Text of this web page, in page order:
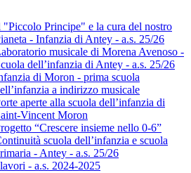
"Piccolo Principe" e la cura del nostro
- Infanzia di Antey - a.s. 25/26
musicale di Morena Avenoso -
dell’infanzia di Antey - a.s. 25/26
di Moron - prima scuola
a indirizzo musicale
aperte alla scuola dell’infanzia di
Vincent Moron
“Crescere insieme nello 0-6”
scuola dell’infanzia e scuola
- Antey - a.s. 25/26
- a.s. 2024-2025